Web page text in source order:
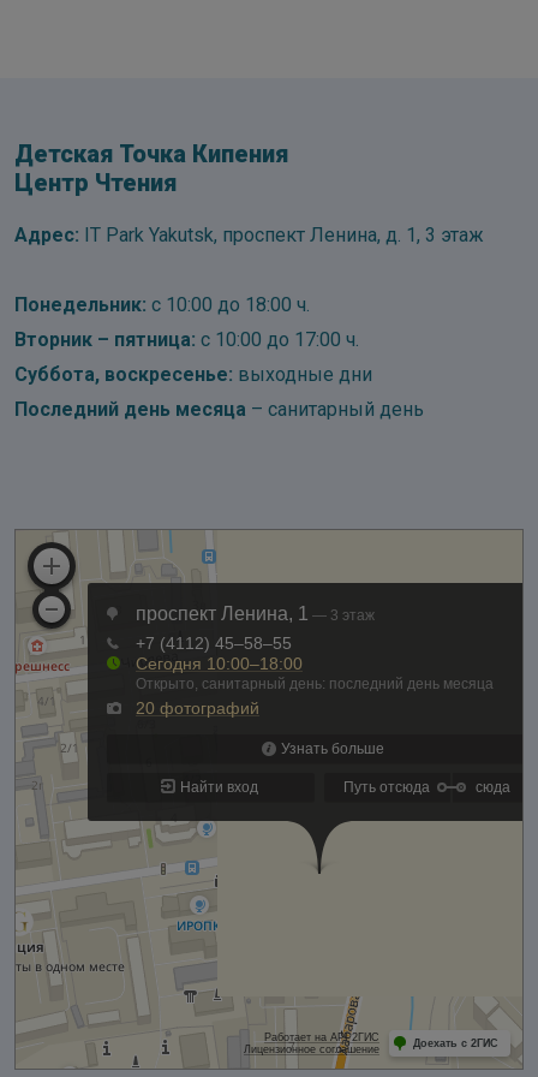
Детская Точка Кипения
Центр Чтения
Адрес: IT Park Yakutsk, проспект Ленина, д. 1, 3 этаж
Понедельник: с 10:00 до 18:00 ч.
Вторник – пятница: с 10:00 до 17:00 ч.
Суббота, воскресенье: выходные дни
Последний день месяца – санитарный день